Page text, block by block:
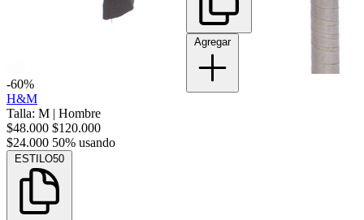
-60%
H&M
Talla: M | Hombre
$48.000 $120.000
$24.000 50% usando
ESTILO50
Agregar